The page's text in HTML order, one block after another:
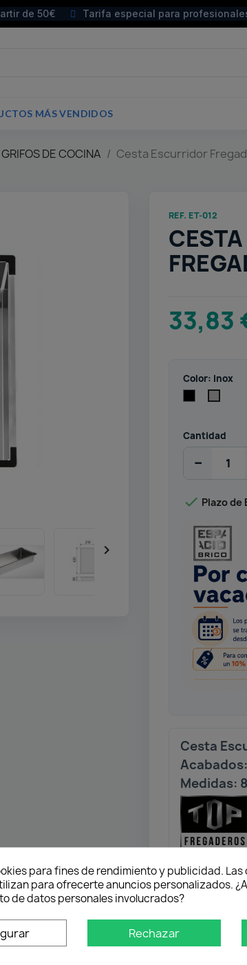
de 50€ Tarifa especial para
MÁS VENDIDOS
DE COCINA Cesta Escurridor

REF. ET-012
33,83
Color: Inox
Cantidad
−
 Plazo de
Cesta
Medidas:
Envío
Desde 50 € en
Pago flexible
para fines de rendimiento y publicidad.
para ofrecerte anuncios personalizados.
de datos personales involucrados?
Rechazar